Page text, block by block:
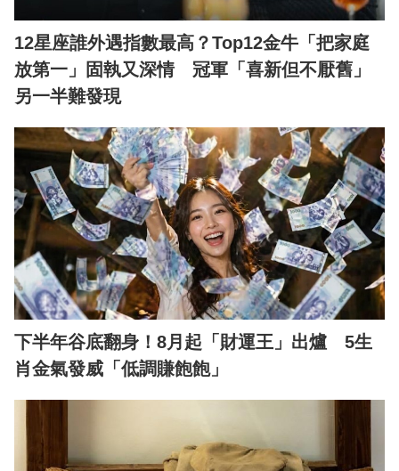
12星座誰外遇指數最高？Top12金牛「把家庭
放第一」固執又深情 冠軍「喜新但不厭舊」
另一半難發現
下半年谷底翻身！8月起「財運王」出爐 5生
肖金氣發威「低調賺飽飽」